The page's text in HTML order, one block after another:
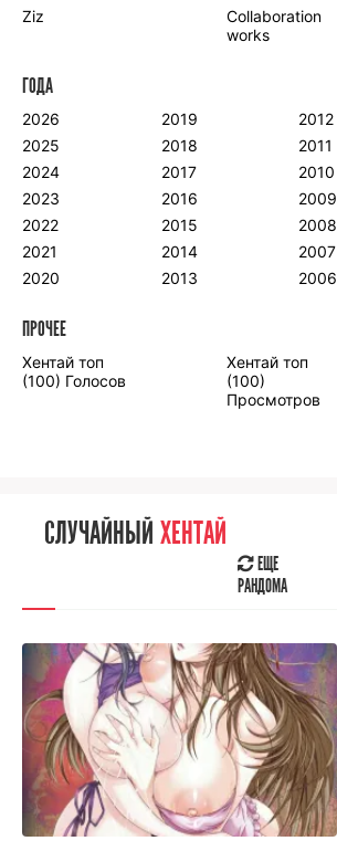
ПО ГОДУ
2023
2022
2021
2020
2019
2018
2017
2016
2013
2012
2011
2010
2009
2008
2005
2004
2003
2002
2001
2000
ПРОЧЕЕ
Аниме фильмы Аниме OVA
СЛУЧАЙНОЕ АНИМЕ
РАНДОМА
ВЫ НЕДАВНОСМОТРЕЛИ
[/senpainoticeme]
САМЫЙ ПОПУЛЯРНЫЙ АНИМЕ
Ziz
Collaboration
works
ГОДА
2026
2025
2024
2023
2022
2021
2020
2019
2018
2017
2016
2015
2014
2013
2012
2011
2010
2009
2008
2007
2006
ПРОЧЕЕ
Хентай топ
(100) Голосов
Хентай топ
(100)
Просмотров
СЛУЧАЙНЫЙ ХЕНТАЙ
ЕЩЕ
РАНДОМА